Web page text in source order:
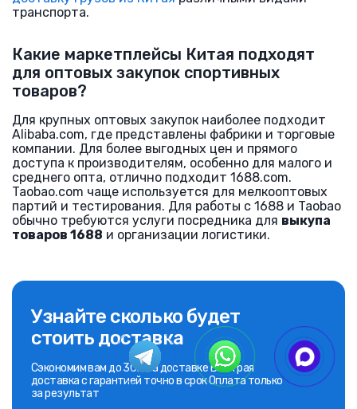
транспорта.
Какие маркетплейсы Китая подходят
для оптовых закупок спортивных
товаров?
Для крупных оптовых закупок наиболее подходит
Alibaba.com, где представлены фабрики и торговые
компании. Для более выгодных цен и прямого
доступа к производителям, особенно для малого и
среднего опта, отлично подходит 1688.com.
Taobao.com чаще используется для мелкооптовых
партий и тестирования. Для работы с 1688 и Taobao
обычно требуются услуги посредника для выкупа
товаров 1688 и организации логистики.
Узнайте сколько будет
стоить доставка
Сэкономим вам до 30% на доставке Быстрая
доставка с гарантией точно в срок Оплата только
за результат